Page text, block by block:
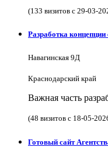
(133 визитов с 29-03-
Разработка концепции
Навагинская 9Д
Краснодарский край
Важная часть
(48 визитов с 18-05-
Готовый сайт